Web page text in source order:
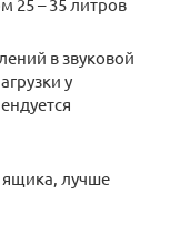
в звуковой
у
ящика, лучше